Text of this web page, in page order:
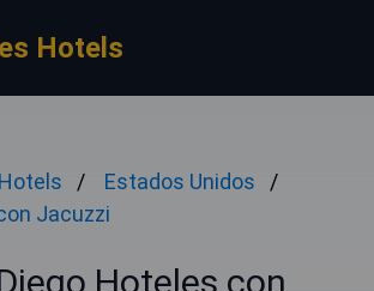
Hotels
Estados Unidos
Jacuzzi
Hoteles con